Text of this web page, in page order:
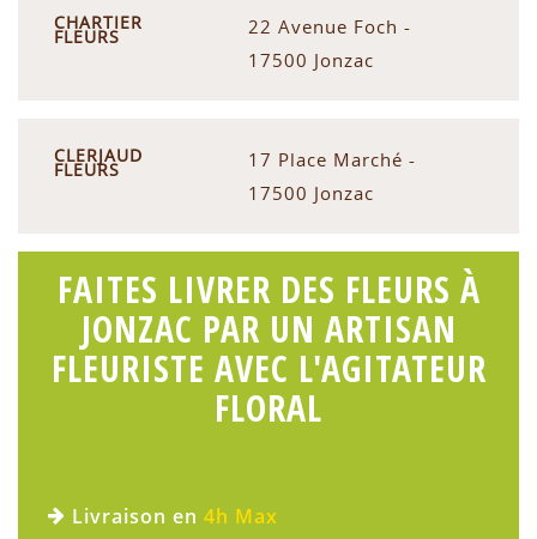
CHARTIER
FLEURS
22 Avenue Foch -
17500 Jonzac
CLERJAUD
FLEURS
17 Place Marché -
17500 Jonzac
FAITES LIVRER DES FLEURS À
JONZAC PAR UN ARTISAN
FLEURISTE AVEC L'AGITATEUR
FLORAL
Livraison en 4h Max